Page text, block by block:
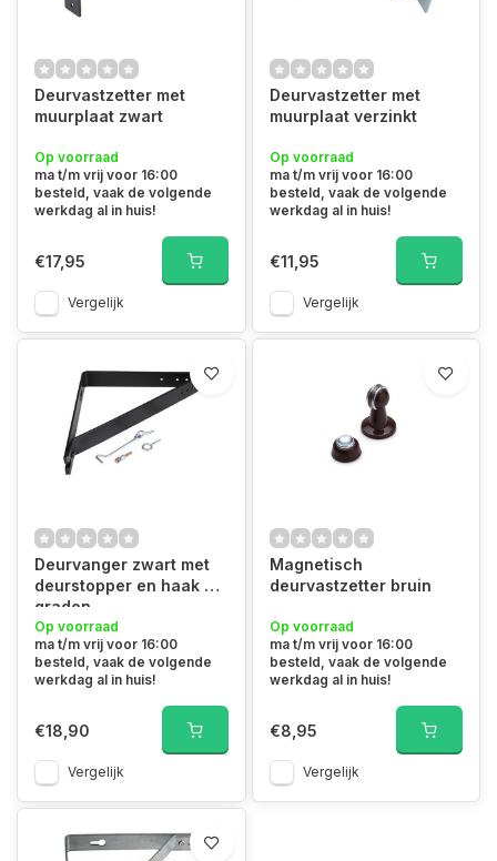
Deurvastzetter met
muurplaat zwart
Op voorraad
ma t/m vrij voor 16:00
besteld, vaak de volgende
werkdag al in huis!
€17,95
Vergelijk
Deurvastzetter met
muurplaat verzinkt
Op voorraad
ma t/m vrij voor 16:00
besteld, vaak de volgende
werkdag al in huis!
€11,95
Vergelijk
Deurvanger zwart met
deurstopper en haak 90
graden
Op voorraad
ma t/m vrij voor 16:00
besteld, vaak de volgende
werkdag al in huis!
€18,90
Vergelijk
Magnetisch
deurvastzetter bruin
Op voorraad
ma t/m vrij voor 16:00
besteld, vaak de volgende
werkdag al in huis!
€8,95
Vergelijk